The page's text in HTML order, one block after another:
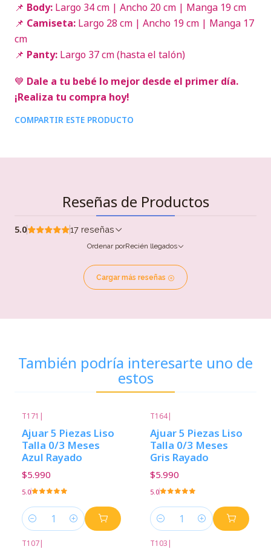
📌 Body: Largo 34 cm | Ancho 20 cm | Manga 19 cm
📌 Camiseta: Largo 28 cm | Ancho 19 cm | Manga 17
cm
📌 Panty: Largo 37 cm (hasta el talón)
💙 Dale a tu bebé lo mejor desde el primer día.
¡Realiza tu compra hoy!
COMPARTIR ESTE PRODUCTO
Reseñas de Productos
5.0 17 reseñas
Ordenar porRecién llegados
Cargar más reseñas
También podría interesarte uno de
estos
T171 |
Ajuar 5 Piezas Liso
Talla 0/3 Meses
Azul Rayado
$5.990
5.0
Cantidad
T164|
Ajuar 5 Piezas Liso
Talla 0/3 Meses
Gris Rayado
$5.990
5.0
Cantidad
T107| T103 |